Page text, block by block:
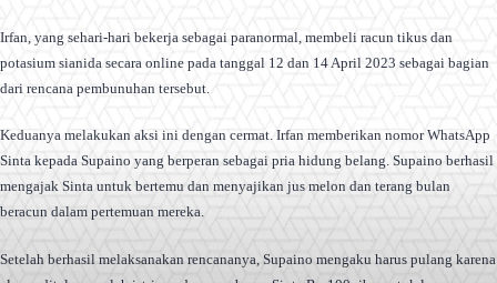
Irfan, yang sehari-hari bekerja sebagai paranormal, membeli racun tikus dan
potasium sianida secara online pada tanggal 12 dan 14 April 2023 sebagai bagian
dari rencana pembunuhan tersebut.
Keduanya melakukan aksi ini dengan cermat. Irfan memberikan nomor WhatsApp
Sinta kepada Supaino yang berperan sebagai pria hidung belang. Supaino berhasil
mengajak Sinta untuk bertemu dan menyajikan jus melon dan terang bulan
beracun dalam pertemuan mereka.
Setelah berhasil melaksanakan rencananya, Supaino mengaku harus pulang karena